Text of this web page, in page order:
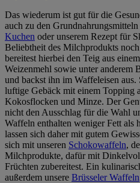
Das wiederum ist gut für die
auch zu den
Kuchen oder unserem Rezept für
Beliebtheit des Milchprodukts
bereitest hierbei den Teig aus
Weizenmehl sowie unter anderem
und backst ihn im Waffeleisen
luftige Gebäck mit einem Topping
Kokosflocken und Minze. Der
nicht den Ausschlag für die Wahl
Waffeln enthalten weniger Fett als
lassen sich daher mit gutem
sich mit unseren Schokowaffeln,
Milchprodukte, dafür mit
Früchten zubereitest. Ein
außerdem unsere Brüsseler Waffeln